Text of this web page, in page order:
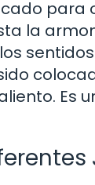
para
la
Es